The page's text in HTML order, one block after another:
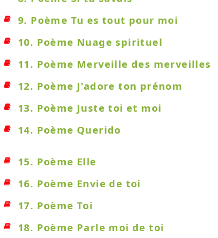
9. Poème Tu es tout pour moi
10. Poème Nuage spirituel
11. Poème Merveille des merveilles
12. Poème J'adore ton prénom
13. Poème Juste toi et moi
14. Poème Querido
15. Poème Elle
16. Poème Envie de toi
17. Poème Toi
18. Poème Parle moi de toi